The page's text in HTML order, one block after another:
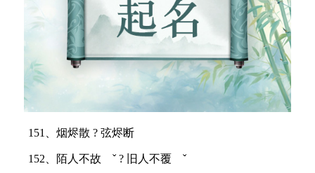
151、烟烬散 ? 弦烬断
152、陌人不故 ˇ ? 旧人不覆 ˇ